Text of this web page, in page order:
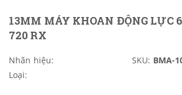
13MM MÁY KHOAN ĐỘNG LỰC
720 RX
Nhãn hiệu: SKU: BMA-
Loại: